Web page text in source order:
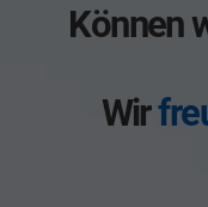
Können
Wir